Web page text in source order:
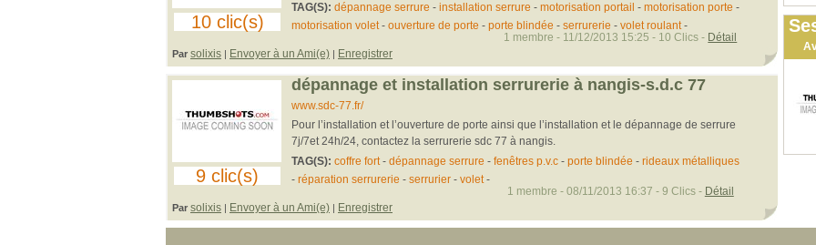
10 clic(s)
TAG(S): dépannage serrure - installation serrure - motorisation portail - motorisation porte -
motorisation volet- ouverture de porte - porte blindée - serrurerie - volet roulant-
Par solixis | Envoyer à un Ami(e) | Enregistrer
1 membre - 11/12/2013 15:25 - 10 Clics - Détail
9 clic(s)
dépannage et installation serrurerie à nangis-s.d.c 77
www.sdc-77.fr/
Pour l’installation et l’ouverture de porte ainsi que l’installation et le dépannage de serrure
7j/7et 24h/24, contactez la serrurerie sdc 77 à nangis.
TAG(S): coffre fort- dépannage serrure - fenêtres p.v.c- porte blindée - rideaux métalliques
- réparation serrurerie - serrurier- volet-
Par solixis | Envoyer à un Ami(e) | Enregistrer
1 membre - 08/11/2013 16:37 - 9 Clics - Détail